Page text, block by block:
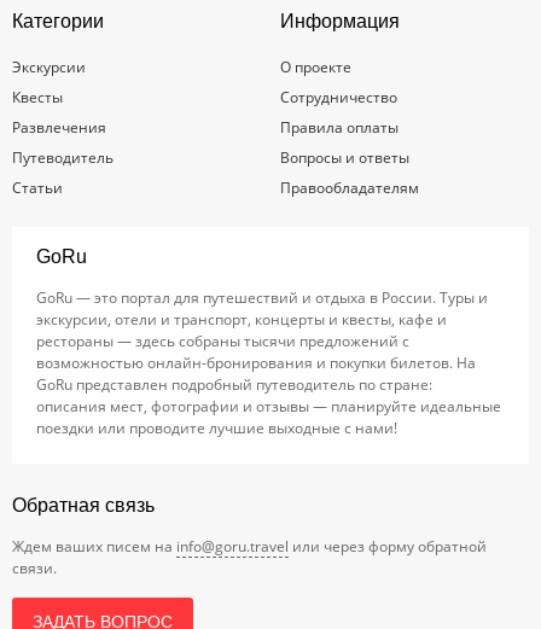
Категории
Экскурсии
Квесты
Развлечения
Путеводитель
Статьи
Информация
О проекте
Сотрудничество
Правила оплаты
Вопросы и ответы
Правообладателям
GoRu
GoRu — это портал для путешествий и отдыха в России. Туры и
экскурсии, отели и транспорт, концерты и квесты, кафе и
рестораны — здесь собраны тысячи предложений с
возможностью онлайн-бронирования и покупки билетов. На
GoRu представлен подробный путеводитель по стране:
описания мест, фотографии и отзывы — планируйте идеальные
поездки или проводите лучшие выходные с нами!
Обратная связь
Ждем ваших писем на info@goru.travel или через форму обратной
связи.
ЗАДАТЬ ВОПРОС